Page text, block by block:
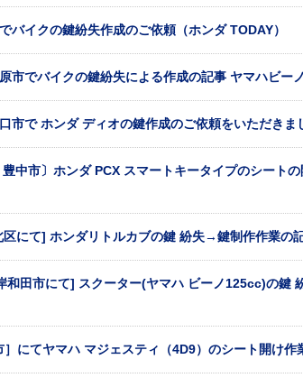
バイクの鍵紛失作成のご依頼（ホンダ TODAY）
市でバイクの鍵紛失による作成の記事 ヤマハビーノ
市で ホンダ ディオの鍵作成のご依頼をいただきま
豊中市〕ホンダ PCX スマートキータイプのシート
区にて] ホンダリトルカブの鍵 紛失→鍵制作作業の
和田市にて] スクーター(ヤマハ ビーノ125cc)の鍵
］にてヤマハ マジェスティ（4D9）のシート開け作